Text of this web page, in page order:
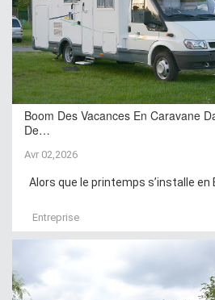
Boom Des Vacances En Caravane
De…
Avr 02,2026
Alors que le printemps s’installe en
Entreprise